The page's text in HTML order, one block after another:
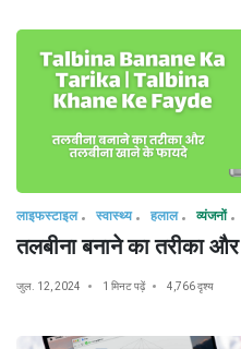
लाइफस्टाइल स्वास्थ्य हलाल व्यंजनों
तलबीना बनाने का तरीका
जुल. 12, 2024 1 मिनट पढ़ें 4,766 दृश्य